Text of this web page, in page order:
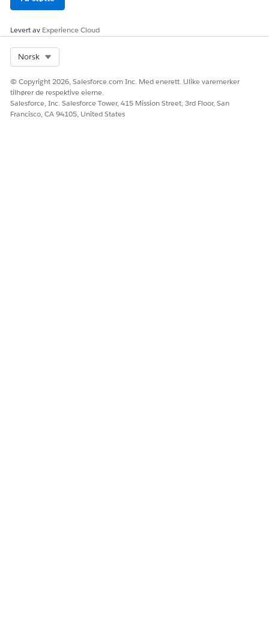
Levert av Experience Cloud
Norsk
© Copyright 2026, Salesforce.com Inc. Med enerett. Ulike varemerker
tilhører de respektive eierne.
Salesforce, Inc. Salesforce Tower, 415 Mission Street, 3rd Floor, San
Francisco, CA 94105, United States